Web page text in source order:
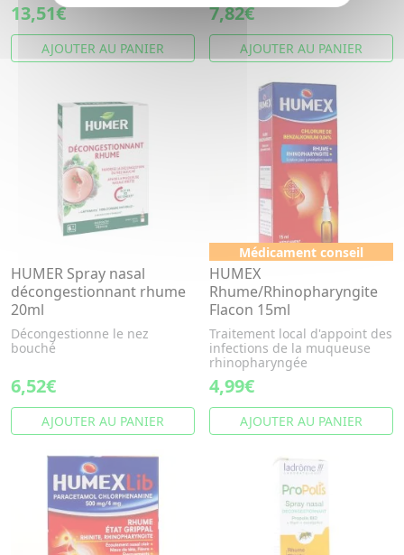
13,51€
AJOUTER AU PANIER
7,82€
AJOUTER AU PANIER
HUMER Spray nasal
décongestionnant rhume
20ml
Décongestionne le nez
bouché
6,52€
AJOUTER AU PANIER
Médicament conseil
HUMEX
Rhume/Rhinopharyngite
Flacon 15ml
Traitement local d'appoint des
infections de la muqueuse
rhinopharyngée
4,99€
AJOUTER AU PANIER